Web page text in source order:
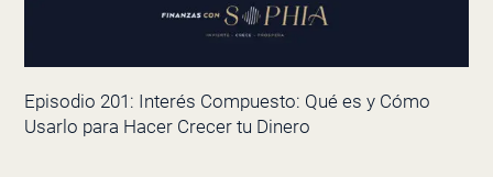
Episodio 201: Interés Compuesto: Qué es y Cómo
Usarlo para Hacer Crecer tu Dinero